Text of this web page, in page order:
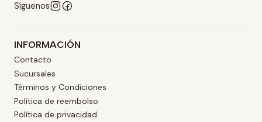
Síguenos
INFORMACIÓN
Contacto
Sucursales
Términos y Condiciones
Política de reembolso
Política de privacidad